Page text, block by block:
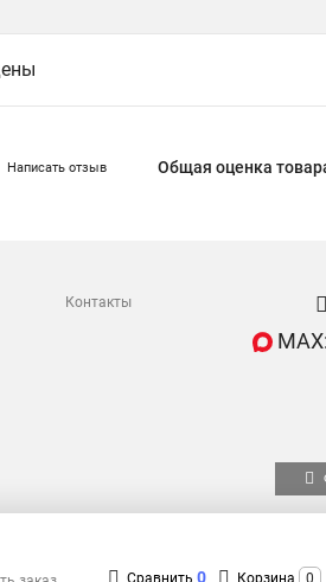
Написать отзыв Общая оценка
Контакты
Сравнить 0 Корзина 0